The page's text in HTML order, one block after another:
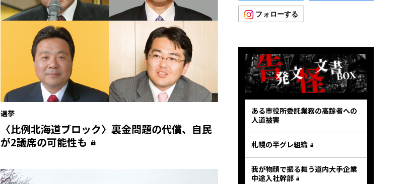
選挙
〈比例北海道ブロック〉裏金問題の代償、自民
が2議席の可能性も
ある市役所委託業務の高齢者への
人道被害
札幌の半グレ組織
我が物顔で振る舞う道内大手企業
中途入社幹部